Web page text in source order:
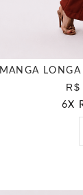
MANGA
6X